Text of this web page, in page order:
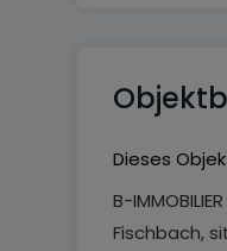
Dieses
B-
Fischbach,